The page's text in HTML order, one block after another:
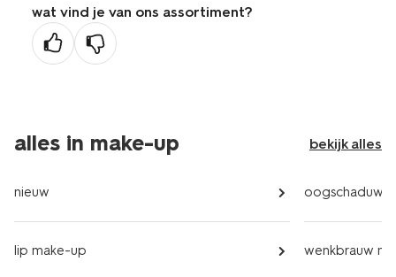
wat vind je van ons assortiment?
alles in make-up bekijk alles
nieuw
lip make-up
oogschaduw
wenkbrauw